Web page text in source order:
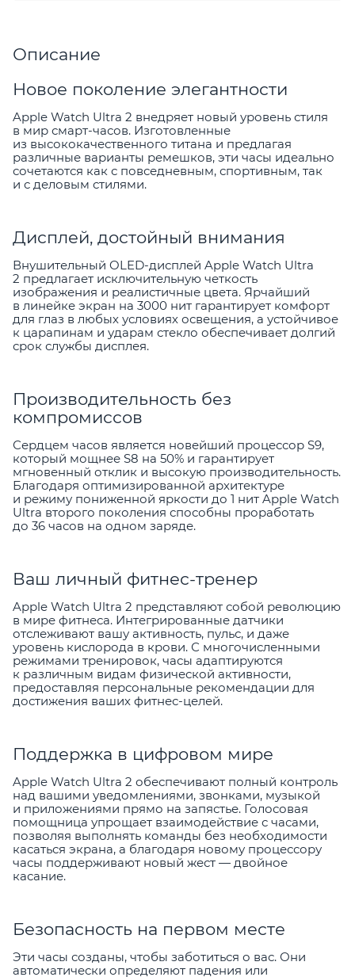
Описание
Новое поколение элегантности
Apple Watch Ultra 2 внедряет новый уровень стиля
в мир смарт-часов. Изготовленные
из высококачественного титана и предлагая
различные варианты ремешков, эти часы идеально
сочетаются как с повседневным, спортивным, так
и с деловым стилями.
Дисплей, достойный внимания
Внушительный OLED-дисплей Apple Watch Ultra
2 предлагает исключительную четкость
изображения и реалистичные цвета. Ярчайший
в линейке экран на 3000 нит гарантирует комфорт
для глаз в любых условиях освещения, а устойчивое
к царапинам и ударам стекло обеспечивает долгий
срок службы дисплея.
Производительность без
компромиссов
Сердцем часов является новейший процессор S9,
который мощнее S8 на 50% и гарантирует
мгновенный отклик и высокую производительность.
Благодаря оптимизированной архитектуре
и режиму пониженной яркости до 1 нит Apple Watch
Ultra второго поколения способны проработать
до 36 часов на одном заряде.
Ваш личный фитнес-тренер
Apple Watch Ultra 2 представляют собой революцию
в мире фитнеса. Интегрированные датчики
отслеживают вашу активность, пульс, и даже
уровень кислорода в крови. С многочисленными
режимами тренировок, часы адаптируются
к различным видам физической активности,
предоставляя персональные рекомендации для
достижения ваших фитнес-целей.
Поддержка в цифровом мире
Apple Watch Ultra 2 обеспечивают полный контроль
над вашими уведомлениями, звонками, музыкой
и приложениями прямо на запястье. Голосовая
помощница упрощает взаимодействие с часами,
позволяя выполнять команды без необходимости
касаться экрана, а благодаря новому процессору
часы поддерживают новый жест — двойное
касание.
Безопасность на первом месте
Эти часы созданы, чтобы заботиться о вас. Они
автоматически определяют падения или